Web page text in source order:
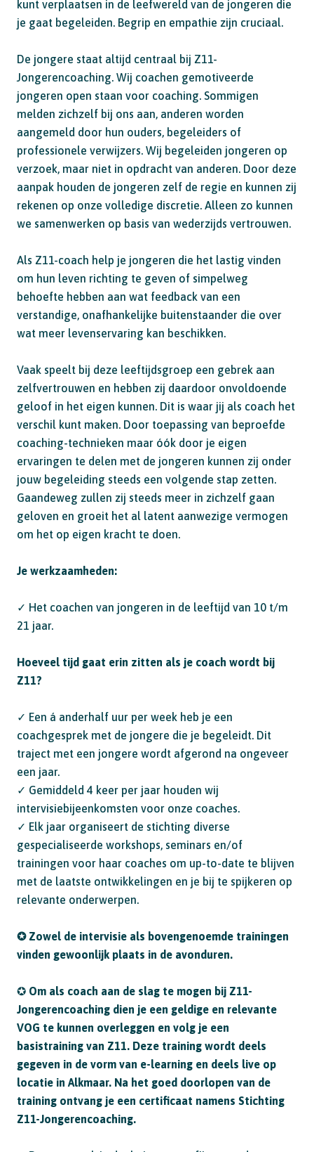
kunt verplaatsen in de leefwereld van de jongeren die
je gaat begeleiden. Begrip en empathie zijn cruciaal.
De jongere staat altijd centraal bij Z11-
Jongerencoaching. Wij coachen gemotiveerde
jongeren open staan voor coaching. Sommigen
melden zichzelf bij ons aan, anderen worden
aangemeld door hun ouders, begeleiders of
professionele verwijzers. Wij begeleiden jongeren op
verzoek, maar niet in opdracht van anderen. Door deze
aanpak houden de jongeren zelf de regie en kunnen zij
rekenen op onze volledige discretie. Alleen zo kunnen
we samenwerken op basis van wederzijds vertrouwen.
Als Z11-coach help je jongeren die het lastig vinden
om hun leven richting te geven of simpelweg
behoefte hebben aan wat feedback van een
verstandige, onafhankelijke buitenstaander die over
wat meer levenservaring kan beschikken.
Vaak speelt bij deze leeftijdsgroep een gebrek aan
zelfvertrouwen en hebben zij daardoor onvoldoende
geloof in het eigen kunnen. Dit is waar jij als coach het
verschil kunt maken. Door toepassing van beproefde
coaching-technieken maar óók door je eigen
ervaringen te delen met de jongeren kunnen zij onder
jouw begeleiding steeds een volgende stap zetten.
Gaandeweg zullen zij steeds meer in zichzelf gaan
geloven en groeit het al latent aanwezige vermogen
om het op eigen kracht te doen.
Je werkzaamheden:
✓ Het coachen van jongeren in de leeftijd van 10 t/m
21 jaar.
Hoeveel tijd gaat erin zitten als je coach wordt bij
Z11?
✓ Een á anderhalf uur per week heb je een
coachgesprek met de jongere die je begeleidt. Dit
traject met een jongere wordt afgerond na ongeveer
een jaar.
✓ Gemiddeld 4 keer per jaar houden wij
intervisiebijeenkomsten voor onze coaches.
✓ Elk jaar organiseert de stichting diverse
gespecialiseerde workshops, seminars en/of
trainingen voor haar coaches om up-to-date te blijven
met de laatste ontwikkelingen en je bij te spijkeren op
relevante onderwerpen.
✪ Zowel de intervisie als bovengenoemde trainingen
vinden gewoonlijk plaats in de avonduren.
✪ Om als coach aan de slag te mogen bij Z11-
Jongerencoaching dien je een geldige en relevante
VOG te kunnen overleggen en volg je een
basistraining van Z11. Deze training wordt deels
gegeven in de vorm van e-learning en deels live op
locatie in Alkmaar. Na het goed doorlopen van de
training ontvang je een certificaat namens Stichting
Z11-Jongerencoaching.